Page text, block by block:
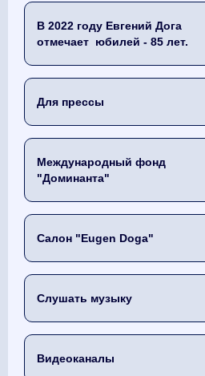
В 2022 году Евгений Дога
отмечает юбилей - 85 лет.
Для прессы
Международный фонд
"Доминанта"
Салон "Eugen Doga"
Слушать музыку
Видеоканалы